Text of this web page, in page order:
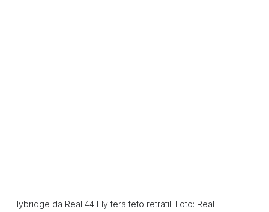
Flybridge da Real 44 Fly terá teto retrátil. Foto: Real